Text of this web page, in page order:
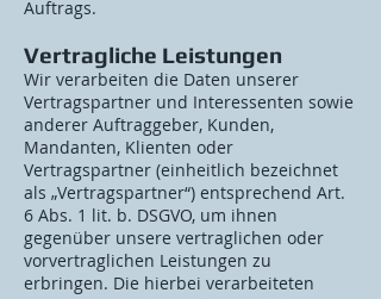
Auftrags.
Vertragliche Leistungen
Wir verarbeiten die Daten unserer
Vertragspartner und Interessenten sowie
anderer Auftraggeber, Kunden,
Mandanten, Klienten oder
Vertragspartner (einheitlich bezeichnet
als „Vertragspartner“) entsprechend Art.
6 Abs. 1 lit. b. DSGVO, um ihnen
gegenüber unsere vertraglichen oder
vorvertraglichen Leistungen zu
erbringen. Die hierbei verarbeiteten